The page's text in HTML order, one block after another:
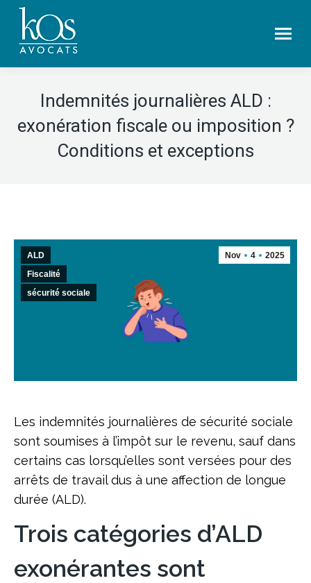
Indemnités journalières ALD :
exonération fiscale ou imposition ?
Conditions et exceptions
Nov 4 2025
ALD
Fiscalité
sécurité sociale
Les indemnités journalières de sécurité sociale
sont soumises à l’impôt sur le revenu, sauf dans
certains cas lorsqu’elles sont versées pour des
arrêts de travail dus à une affection de longue
durée (ALD).
Trois catégories d’ALD
exonérantes sont